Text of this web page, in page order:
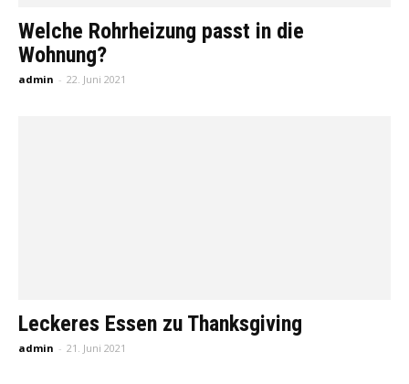
Welche Rohrheizung passt in die
Wohnung?
admin - 22. Juni 2021
Leckeres Essen zu Thanksgiving
admin - 21. Juni 2021